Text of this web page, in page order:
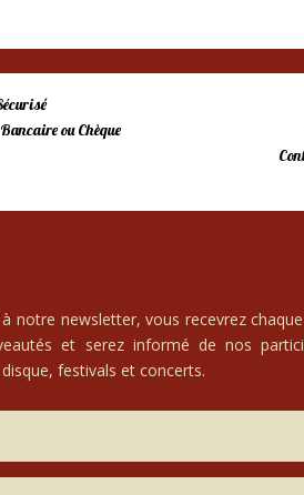
ou Chèque
notre newsletter, vous recevrez
et serez informé de nos
festivals et concerts.